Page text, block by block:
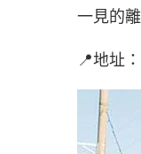
一見的
📍地址